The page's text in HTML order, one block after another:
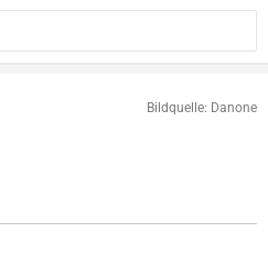
Bildquelle: Danone